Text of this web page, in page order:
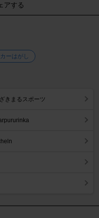
アする
ーはがし
きまるスポーツ